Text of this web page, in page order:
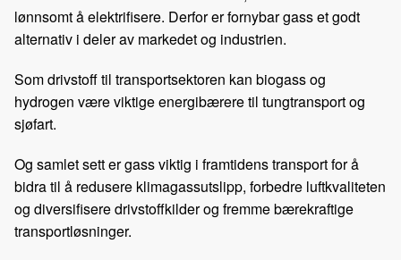
lønnsomt å elektrifisere. Derfor er fornybar gass et godt
alternativ i deler av markedet og industrien.
Som drivstoff til transportsektoren kan biogass og
hydrogen være viktige energibærere til tungtransport og
sjøfart.
Og samlet sett er gass viktig i framtidens transport for å
bidra til å redusere klimagassutslipp, forbedre luftkvaliteten
og diversifisere drivstoffkilder og fremme bærekraftige
transportløsninger.